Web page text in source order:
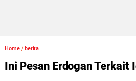
Home / berita
Ini Pesan Erdogan Terkait